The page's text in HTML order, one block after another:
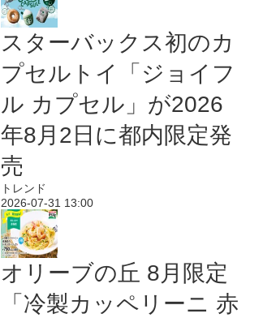
スターバックス初のカ
プセルトイ「ジョイフ
ル カプセル」が2026
年8月2日に都内限定発
売
トレンド
2026-07-31 13:00
オリーブの丘 8月限定
「冷製カッペリーニ 赤